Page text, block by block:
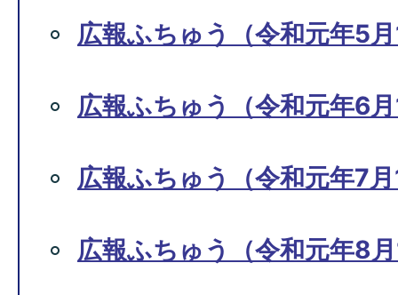
広報ふちゅう（令和元年5
広報ふちゅう（令和元年6
広報ふちゅう（令和元年7
広報ふちゅう（令和元年8